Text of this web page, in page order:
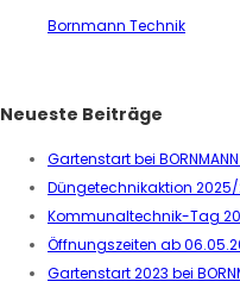
Bornmann Technik
Neueste Beiträge
Gartenstart bei
Düngetechnikaktion
Kommunaltechnik-Tag
Öffnungszeiten ab
Gartenstart 2023 bei